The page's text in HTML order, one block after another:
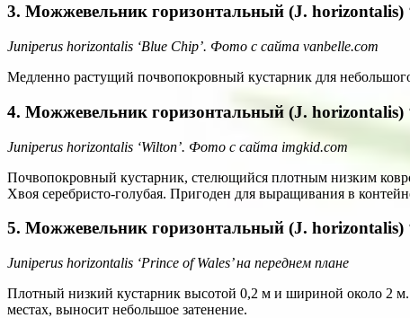
3. Можжевельник горизонтальный (J. horizontalis)
Juniperus horizontalis ‘Blue Chip’. Фото с сайта vanbelle.com
Медленно растущий почвопокровный кустарник для
4. Можжевельник горизонтальный (J. horizontalis)
Juniperus horizontalis ‘Wilton’. Фото с сайта imgkid.com
Почвопокровный кустарник, стелющийся плотным низким
Хвоя серебристо-голубая. Пригоден для выращивания в
5. Можжевельник горизонтальный (J. horizontalis)
Juniperus horizontalis ‘Prince of Wales’ на переднем плане
Плотный низкий кустарник высотой 0,2 м и шириной около 2 м.
местах, выносит небольшое затенение.